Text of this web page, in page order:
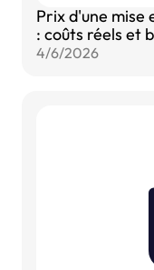
Prix d'une mise
: coûts réels et
4/6/2026